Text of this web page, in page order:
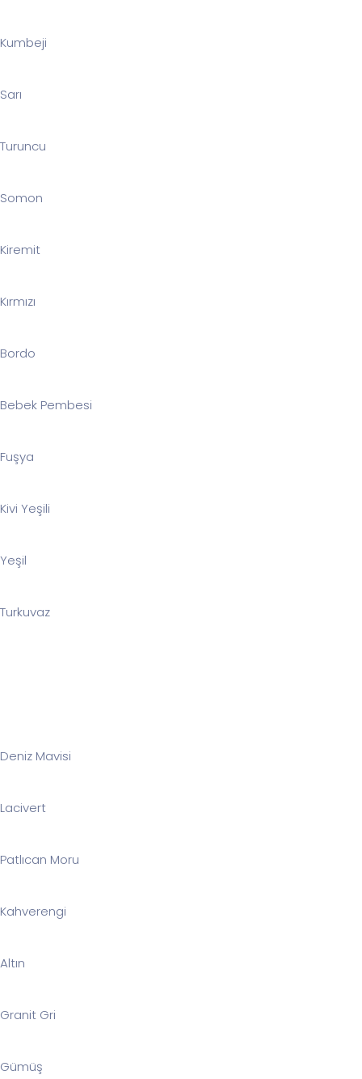
Kumbeji
Sarı
Turuncu
Somon
Kiremit
Kırmızı
Bordo
Bebek Pembesi
Fuşya
Kivi Yeşili
Yeşil
Turkuvaz
Deniz Mavisi
Lacivert
Patlıcan Moru
Kahverengi
Altın
Granit Gri
Gümüş